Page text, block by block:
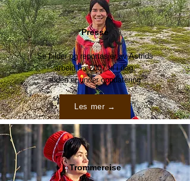
Presse
Se bilder og reportasjer av Astrids
arbeid fra 2007 til i dag.
siden er under oppdatering
Les mer →
Trommereise